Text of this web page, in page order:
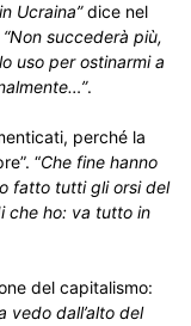
Ucraina”dice nel
“Non succederà più,
uso per ostinarmi a
.
perché la
“Che fine hanno
fatto tutti gli orsi del
che ho: va tutto in
del capitalismo:
vedo dall’alto del